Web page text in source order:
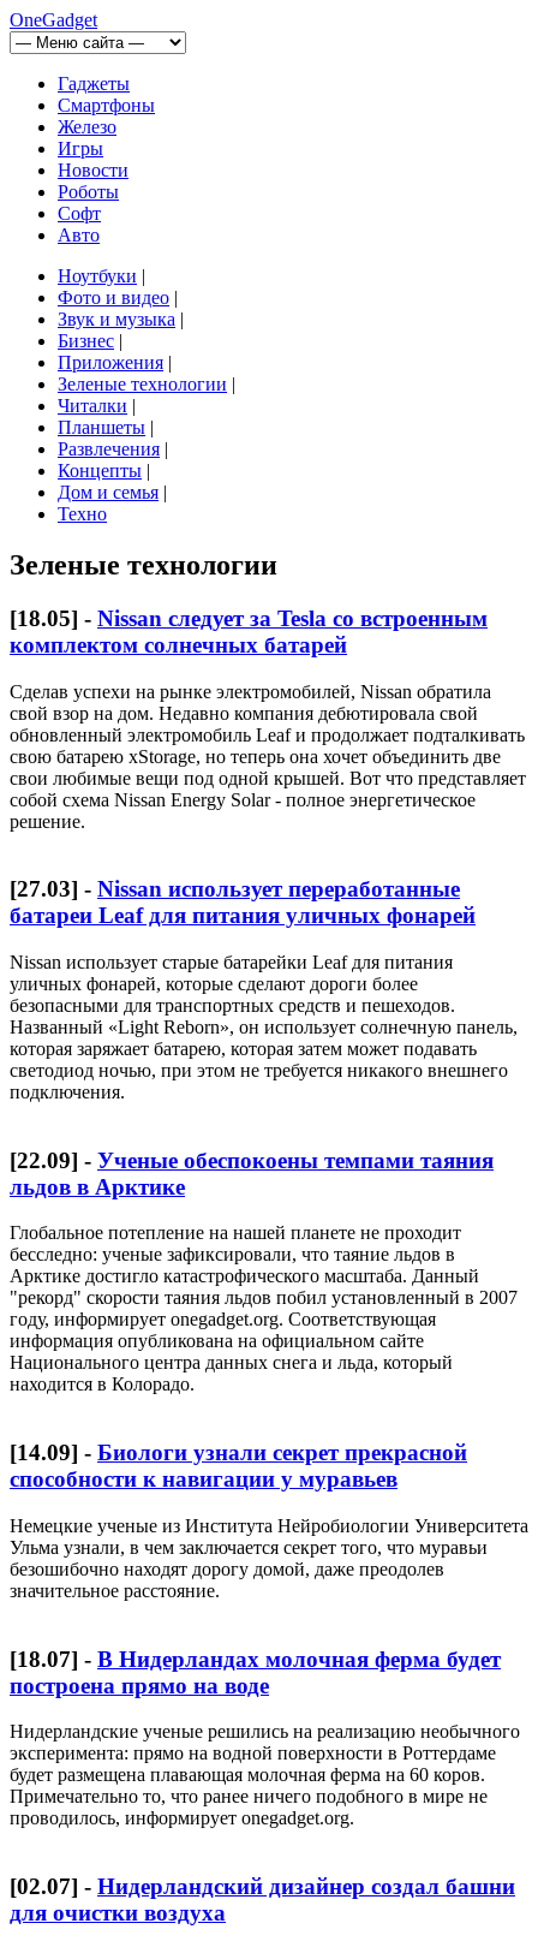
OneGadget
Гаджеты
Смартфоны
Железо
Игры
Новости
Роботы
Софт
Авто
Ноутбуки |
Фото и видео |
Звук и музыка |
Бизнес |
Приложения |
Зеленые технологии |
Читалки |
Планшеты |
Развлечения |
Концепты |
Дом и семья |
Техно
Зеленые технологии
[18.05] - Nissan следует за Tesla со встроенным
комплектом солнечных батарей
Сделав успехи на рынке электромобилей, Nissan обратила
свой взор на дом. Недавно компания дебютировала свой
обновленный электромобиль Leaf и продолжает подталкивать
свою батарею xStorage, но теперь она хочет объединить две
свои любимые вещи под одной крышей. Вот что представляет
собой схема Nissan Energy Solar - полное энергетическое
решение.
[27.03] - Nissan использует переработанные
батареи Leaf для питания уличных фонарей
Nissan использует старые батарейки Leaf для питания
уличных фонарей, которые сделают дороги более
безопасными для транспортных средств и пешеходов.
Названный «Light Reborn», он использует солнечную панель,
которая заряжает батарею, которая затем может подавать
светодиод ночью, при этом не требуется никакого внешнего
подключения.
[22.09] - Ученые обеспокоены темпами таяния
льдов в Арктике
Глобальное потепление на нашей планете не проходит
бесследно: ученые зафиксировали, что таяние льдов в
Арктике достигло катастрофического масштаба. Данный
"рекорд" скорости таяния льдов побил установленный в 2007
году, информирует onegadget.org. Соответствующая
информация опубликована на официальном сайте
Национального центра данных снега и льда, который
находится в Колорадо.
[14.09] - Биологи узнали секрет прекрасной
способности к навигации у муравьев
Немецкие ученые из Института Нейробиологии Университета
Ульма узнали, в чем заключается секрет того, что муравьи
безошибочно находят дорогу домой, даже преодолев
значительное расстояние.
[18.07] - В Нидерландах молочная ферма будет
построена прямо на воде
Нидерландские ученые решились на реализацию необычного
эксперимента: прямо на водной поверхности в Роттердаме
будет размещена плавающая молочная ферма на 60 коров.
Примечательно то, что ранее ничего подобного в мире не
проводилось, информирует onegadget.org.
[02.07] - Нидерландский дизайнер создал башни
для очистки воздуха